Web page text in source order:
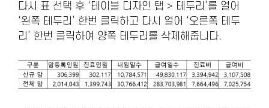
다시 표 선택 후 ‘테이블 디자인 탭 > 테두리’를 열어
‘왼쪽 테두리’ 한번 클릭하고 다시 열어 ‘오른쪽 테두
리’ 한번 클릭하여 양쪽 테두리를 삭제해줍니다.